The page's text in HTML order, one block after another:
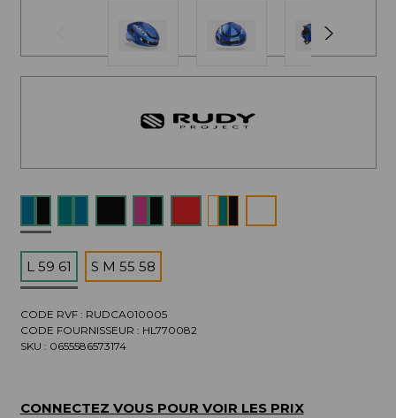
L 59 61 S M 55 58
CODE RVF : RUDCA010005
CODE FOURNISSEUR : HL770082
SKU : 0655586573174
CONNECTEZ VOUS POUR VOIR LES PRIX